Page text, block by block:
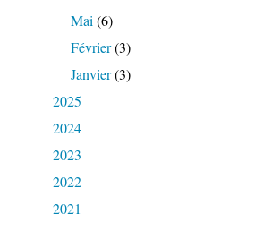
Mai (6)
Février(3)
Janvier(3)
2025
2024
2023
2022
2021